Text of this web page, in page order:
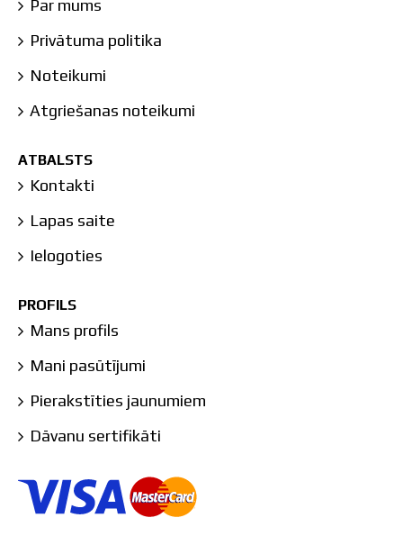
Par mums
Privātuma politika
Noteikumi
Atgriešanas noteikumi
ATBALSTS
Kontakti
Lapas saite
Ielogoties
PROFILS
Mans profils
Mani pasūtījumi
Pierakstīties jaunumiem
Dāvanu sertifikāti